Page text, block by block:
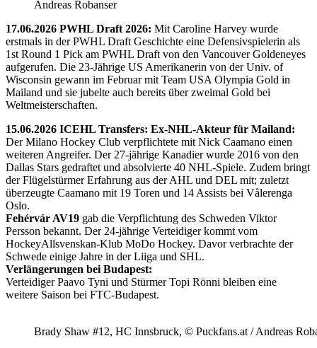
Andreas Robanser
17.06.2026 PWHL Draft 2026: Mit Caroline Harvey wurde
erstmals in der PWHL Draft Geschichte eine Defensivspielerin als
1st Round 1 Pick am PWHL Draft von den Vancouver Goldeneyes
aufgerufen. Die 23-Jährige US Amerikanerin von der Univ. of
Wisconsin gewann im Februar mit Team USA Olympia Gold in
Mailand und sie jubelte auch bereits über zweimal Gold bei
Weltmeisterschaften.
15.06.2026 ICEHL Transfers: Ex-NHL-Akteur für Mailand:
Der Milano Hockey Club verpflichtete mit Nick Caamano einen
weiteren Angreifer. Der 27-jährige Kanadier wurde 2016 von den
Dallas Stars gedraftet und absolvierte 40 NHL-Spiele. Zudem bringt
der Flügelstürmer Erfahrung aus der AHL und DEL mit; zuletzt
überzeugte Caamano mit 19 Toren und 14 Assists bei Vålerenga
Oslo.
Fehérvár AV19 gab die Verpflichtung des Schweden Viktor
Persson bekannt. Der 24-jährige Verteidiger kommt vom
HockeyAllsvenskan-Klub MoDo Hockey. Davor verbrachte der
Schwede einige Jahre in der Liiga und SHL.
Verlängerungen bei Budapest:
Verteidiger Paavo Tyni und Stürmer Topi Rönni bleiben eine
weitere Saison bei FTC-Budapest.
Brady Shaw #12, HC Innsbruck, © Puckfans.at / Andreas